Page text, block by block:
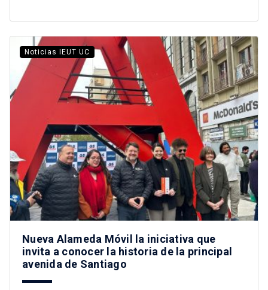
Noticias IEUT UC
Nueva Alameda Móvil la iniciativa que
invita a conocer la historia de la principal
avenida de Santiago